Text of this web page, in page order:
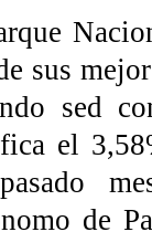
sus
sed
el
de